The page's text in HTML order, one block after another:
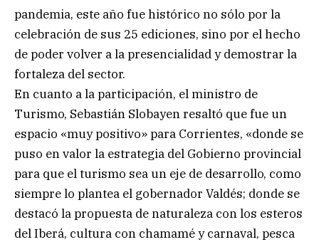
pandemia, este año fue histórico no sólo por la
celebración de sus 25 ediciones, sino por el hecho
de poder volver a la presencialidad y demostrar la
fortaleza del sector.
En cuanto a la participación, el ministro de
Turismo, Sebastián Slobayen resaltó que fue un
espacio «muy positivo» para Corrientes, «donde se
puso en valor la estrategia del Gobierno provincial
para que el turismo sea un eje de desarrollo, como
siempre lo plantea el gobernador Valdés; donde se
destacó la propuesta de naturaleza con los esteros
del Iberá, cultura con chamamé y carnaval, pesca